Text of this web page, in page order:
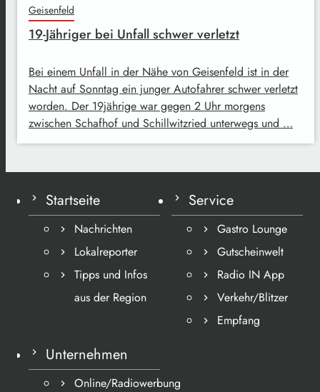
Geisenfeld
19-Jähriger bei Unfall schwer verletzt
Bei einem Unfall in der Nähe von Geisenfeld ist in der
Nacht auf Sonntag ein junger Autofahrer schwer verletzt
worden. Der 19jährige war gegen 2 Uhr morgens
zwischen Schafhof und Schillwitzried unterwegs und …
Startseite
Nachrichten
Lokalreporter
Tipps und Infos
aus der Region
Service
Gastro Lounge
Gutscheinwelt
Radio IN App
Verkehr/Blitzer
Empfang
Unternehmen
Online/Radiowerbung